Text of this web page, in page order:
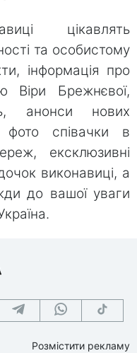
цікавлять
та особистому
інформація про
Віри Брежнєвої,
анонси нових
фото співачки в
ексклюзивні
виконавиці, а
до вашої уваги
Розмістити рекламу